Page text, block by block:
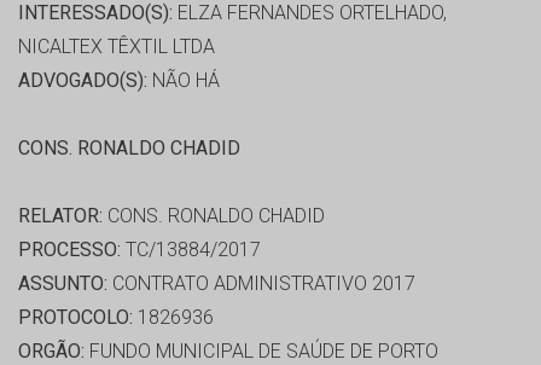
INTERESSADO(S): ELZA FERNANDES ORTELHADO,
NICALTEX TÊXTIL LTDA
ADVOGADO(S): NÃO HÁ
CONS. RONALDO CHADID
RELATOR: CONS. RONALDO CHADID
PROCESSO: TC/13884/2017
ASSUNTO: CONTRATO ADMINISTRATIVO 2017
PROTOCOLO: 1826936
ORGÃO: FUNDO MUNICIPAL DE SAÚDE DE PORTO